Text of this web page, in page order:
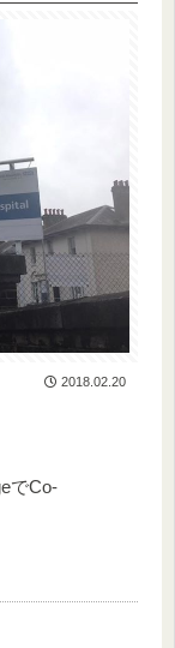
2018.02.20
でCo-